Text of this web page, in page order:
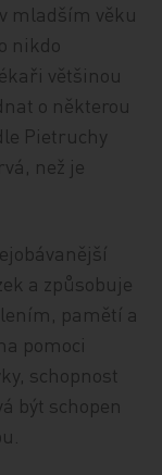
mladším věku
nikdo
většinou
o některou
Pietruchy
než je
a způsobuje
pamětí a
pomoci
schopnost
být schopen